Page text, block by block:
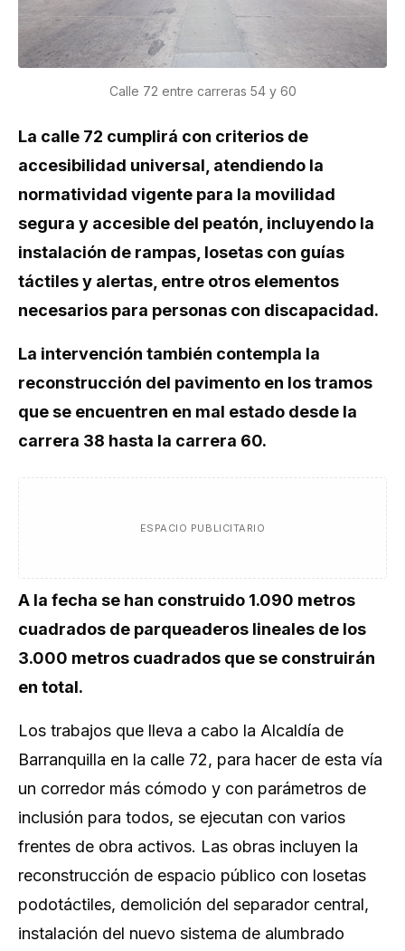
Calle 72 entre carreras 54 y 60
La calle 72 cumplirá con criterios de
accesibilidad universal, atendiendo la
normatividad vigente para la movilidad
segura y accesible del peatón, incluyendo la
instalación de rampas, losetas con guías
táctiles y alertas, entre otros elementos
necesarios para personas con discapacidad.
La intervención también contempla la
reconstrucción del pavimento en los tramos
que se encuentren en mal estado desde la
carrera 38 hasta la carrera 60.
ESPACIO PUBLICITARIO
A la fecha se han construido 1.090 metros
cuadrados de parqueaderos lineales de los
3.000 metros cuadrados que se construirán
en total.
Los trabajos que lleva a cabo la Alcaldía de
Barranquilla en la calle 72, para hacer de esta vía
un corredor más cómodo y con parámetros de
inclusión para todos, se ejecutan con varios
frentes de obra activos. Las obras incluyen la
reconstrucción de espacio público con losetas
podotáctiles, demolición del separador central,
instalación del nuevo sistema de alumbrado